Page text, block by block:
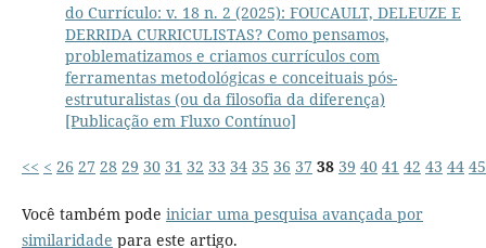
do Currículo: v. 18 n. 2 (2025): FOUCAULT, DELEUZE E
DERRIDA CURRICULISTAS? Como pensamos,
problematizamos e criamos currículos com
ferramentas metodológicas e conceituais pós-
estruturalistas (ou da filosofia da diferença)
[Publicação em Fluxo Contínuo]
<< < 26 27 28 29 30 31 32 33 34 35 36 37 38 39 40 41 42 43 44 45
Você também pode iniciar uma pesquisa avançada por
similaridade para este artigo.